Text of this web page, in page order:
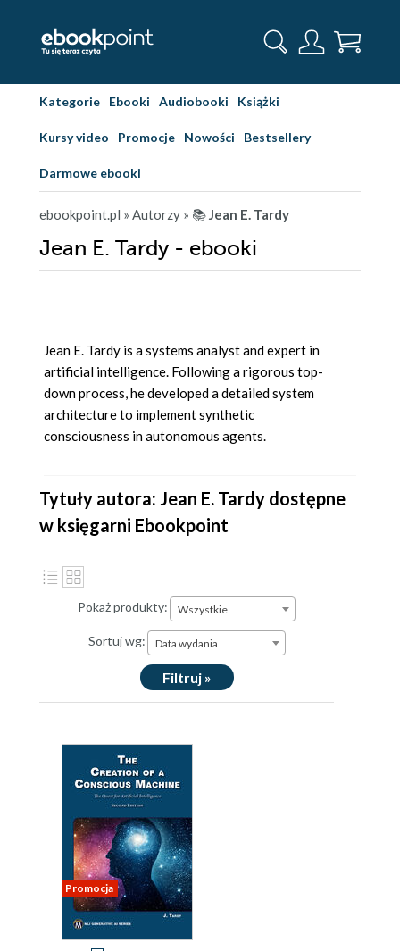
Kategorie Ebooki Audiobooki Książki
Kursy video Promocje Nowości Bestsellery
Darmowe ebooki
ebookpoint.pl » Autorzy » 📚Jean E. Tardy
Jean E. Tardy - ebooki
Jean E. Tardy is a systems analyst and expert in
artificial intelligence. Following a rigorous top-
down process, he developed a detailed system
architecture to implement synthetic
consciousness in autonomous agents.
Tytuły autora: Jean E. Tardy dostępne
w księgarni Ebookpoint
Pokaż produkty: Wszystkie
Sortuj wg: Data wydania
Filtruj »
Promocja